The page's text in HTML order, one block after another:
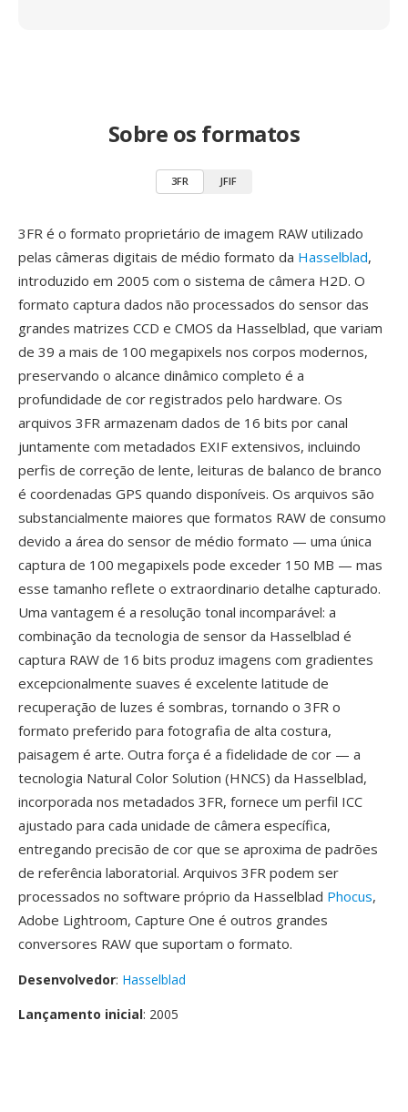
Sobre os formatos
3FR JFIF
3FR é o formato proprietário de imagem RAW utilizado
pelas câmeras digitais de médio formato da Hasselblad,
introduzido em 2005 com o sistema de câmera H2D. O
formato captura dados não processados do sensor das
grandes matrizes CCD e CMOS da Hasselblad, que variam
de 39 a mais de 100 megapixels nos corpos modernos,
preservando o alcance dinâmico completo é a
profundidade de cor registrados pelo hardware. Os
arquivos 3FR armazenam dados de 16 bits por canal
juntamente com metadados EXIF extensivos, incluindo
perfis de correção de lente, leituras de balanco de branco
é coordenadas GPS quando disponíveis. Os arquivos são
substancialmente maiores que formatos RAW de consumo
devido a área do sensor de médio formato — uma única
captura de 100 megapixels pode exceder 150 MB — mas
esse tamanho reflete o extraordinario detalhe capturado.
Uma vantagem é a resolução tonal incomparável: a
combinação da tecnologia de sensor da Hasselblad é
captura RAW de 16 bits produz imagens com gradientes
excepcionalmente suaves é excelente latitude de
recuperação de luzes é sombras, tornando o 3FR o
formato preferido para fotografia de alta costura,
paisagem é arte. Outra força é a fidelidade de cor — a
tecnologia Natural Color Solution (HNCS) da Hasselblad,
incorporada nos metadados 3FR, fornece um perfil ICC
ajustado para cada unidade de câmera específica,
entregando precisão de cor que se aproxima de padrões
de referência laboratorial. Arquivos 3FR podem ser
processados no software próprio da Hasselblad Phocus,
Adobe Lightroom, Capture One é outros grandes
conversores RAW que suportam o formato.
Desenvolvedor: Hasselblad
Lançamento inicial: 2005